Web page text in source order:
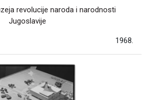
revolucije naroda i narodnosti
Jugoslavije
1968.